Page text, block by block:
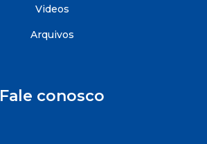
Videos
Arquivos
Fale conosco